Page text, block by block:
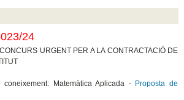
24
URGENT PER A LA CONTRACTACIÓ DE
Matemàtica Aplicada - Proposta de